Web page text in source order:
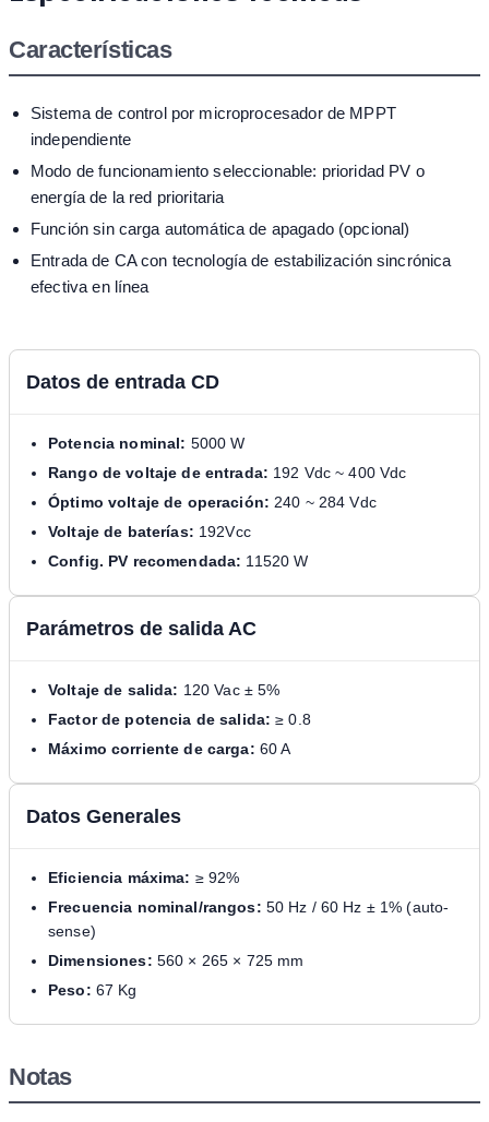
Características
Sistema de control por microprocesador de MPPT
independiente
Modo de funcionamiento seleccionable: prioridad PV o
energía de la red prioritaria
Función sin carga automática de apagado (opcional)
Entrada de CA con tecnología de estabilización sincrónica
efectiva en línea
Datos de entrada CD
Potencia nominal: 5000 W
Rango de voltaje de entrada: 192 Vdc ~ 400 Vdc
Óptimo voltaje de operación: 240 ~ 284 Vdc
Voltaje de baterías: 192Vcc
Config. PV recomendada: 11520 W
Parámetros de salida AC
Voltaje de salida: 120 Vac ± 5%
Factor de potencia de salida: ≥ 0.8
Máximo corriente de carga: 60 A
Datos Generales
Eficiencia máxima: ≥ 92%
Frecuencia nominal/rangos: 50 Hz / 60 Hz ± 1% (auto-
sense)
Dimensiones: 560 × 265 × 725 mm
Peso: 67 Kg
Notas